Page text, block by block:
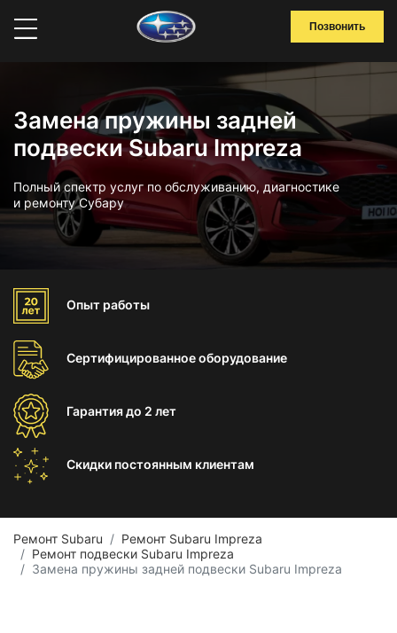
Позвонить
Замена пружины задней
подвески Subaru Impreza
Полный спектр услуг по обслуживанию, диагностике
и ремонту Субару
Опыт работы
Сертифицированноеоборудование
Гарантиядо 2 лет
Скидки постоянным клиентам
Ремонт Subaru
Ремонт Subaru Impreza
Ремонт подвески Subaru Impreza
Замена пружины задней подвески Subaru Impreza